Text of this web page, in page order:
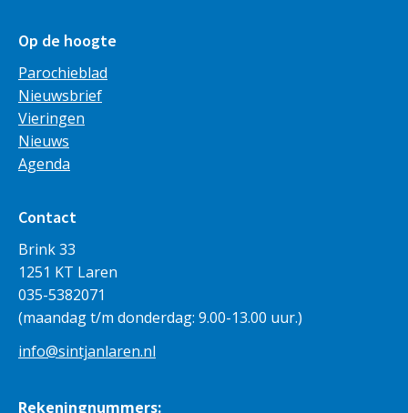
Op de hoogte
Parochieblad
Nieuwsbrief
Vieringen
Nieuws
Agenda
Contact
Brink 33
1251 KT Laren
035-5382071
(maandag t/m donderdag: 9.00-13.00 uur.)
info@sintjanlaren.nl
Rekeningnummers: